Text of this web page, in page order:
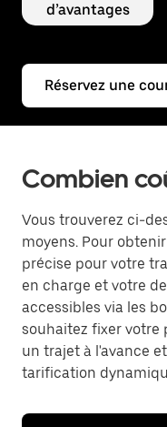
d’avantages
Réservez une
Combien
Vous trouverez ci-
moyens. Pour
précise pour votre
en charge et votre
accessibles via les
souhaitez fixer votre
un trajet à l'avance
tarification